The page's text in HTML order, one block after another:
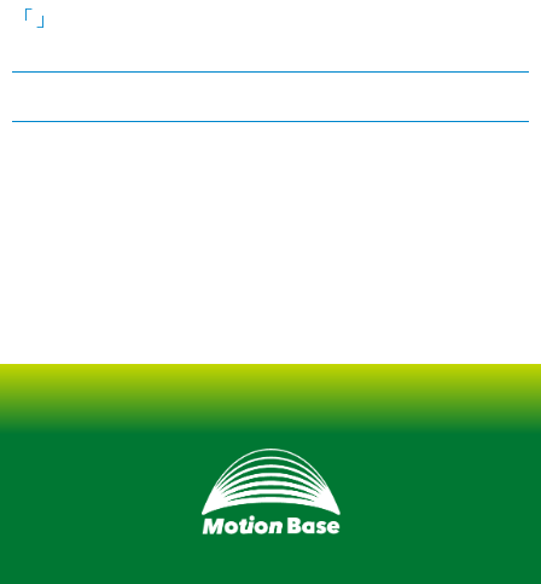
「」